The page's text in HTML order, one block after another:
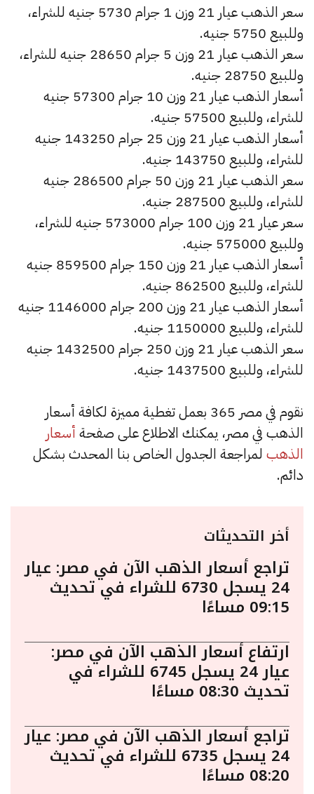
سعر الذهب عيار 21 وزن 1 جرام 5730 جنيه للشراء،
وللبيع 5750 جنيه.
سعر الذهب عيار 21 وزن 5 جرام 28650 جنيه للشراء،
وللبيع 28750 جنيه.
أسعار الذهب عيار 21 وزن 10 جرام 57300 جنيه
للشراء، وللبيع 57500 جنيه.
أسعار الذهب عيار 21 وزن 25 جرام 143250 جنيه
للشراء، وللبيع 143750 جنيه.
سعر الذهب عيار 21 وزن 50 جرام 286500 جنيه
للشراء، وللبيع 287500 جنيه.
سعر عيار 21 وزن 100 جرام 573000 جنيه للشراء،
وللبيع 575000 جنيه.
أسعار الذهب عيار 21 وزن 150 جرام 859500 جنيه
للشراء، وللبيع 862500 جنيه.
أسعار الذهب عيار 21 وزن 200 جرام 1146000 جنيه
للشراء، وللبيع 1150000 جنيه.
سعر الذهب عيار 21 وزن 250 جرام 1432500 جنيه
للشراء، وللبيع 1437500 جنيه.
نقوم في مصر 365 بعمل تغطية مميزة لكافة أسعار
الذهب في مصر، يمكنك الاطلاع على صفحة أسعار
الذهب لمراجعة الجدول الخاص بنا المحدث بشكل
دائم.
أخر التحديثات
تراجع أسعار الذهب الآن في مصر: عيار
24 يسجل 6730 للشراء في تحديث
09:15 مساءًا
ارتفاع أسعار الذهب الآن في مصر:
عيار 24 يسجل 6745 للشراء في
تحديث 08:30 مساءًا
تراجع أسعار الذهب الآن في مصر: عيار
24 يسجل 6735 للشراء في تحديث
08:20 مساءًا